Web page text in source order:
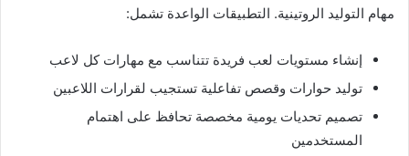
مهام التوليد الروتينية. التطبيقات الواعدة تشمل:
إنشاء مستويات لعب فريدة تتناسب مع مهارات كل لاعب
توليد حوارات وقصص تفاعلية تستجيب لقرارات اللاعبين
تصميم تحديات يومية مخصصة تحافظ على اهتمام
المستخدمين